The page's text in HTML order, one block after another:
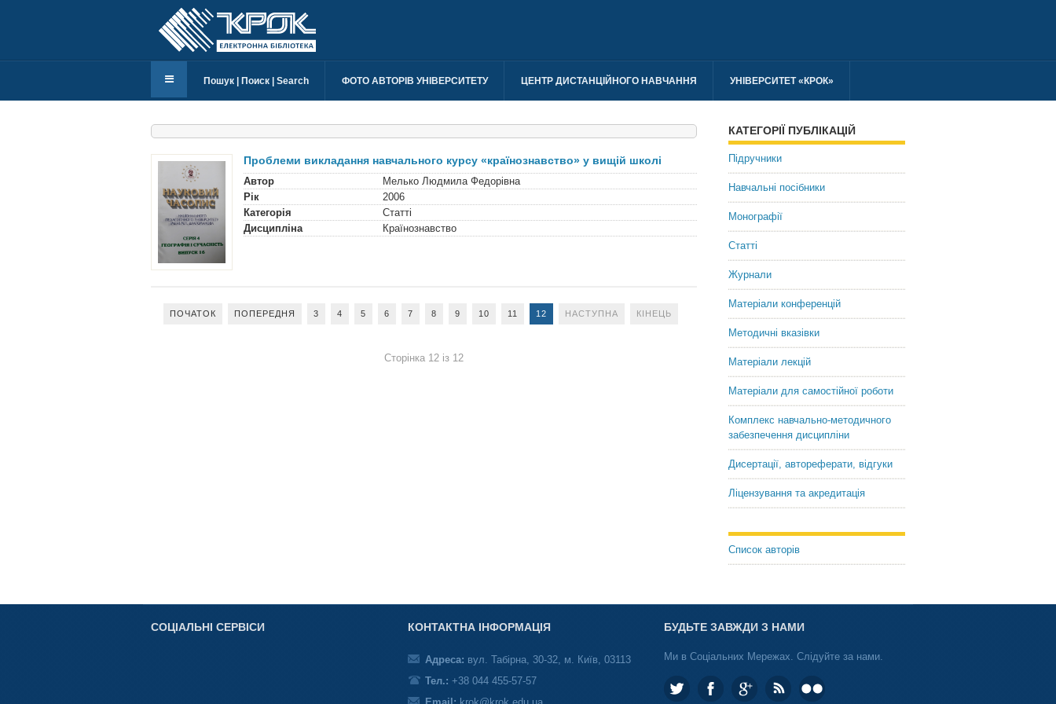
Пошук | Поиск | Search ФОТО АВТОРІВ УНІВЕРСИТЕТУ ЦЕНТР ДИСТАНЦІЙНОГО НАВЧАННЯ УНІВЕРСИТЕТ «КРОК»
Проблеми викладання навчального курсу «країнознавство» у вищій школі
Автор
Мелько Людмила Федорівна
Рік
2006
Категорія
Статті
Дисципліна
Країнознавство
ПОЧАТОК ПОПЕРЕДНЯ 3 4 5 6 7 8 9 10 11 12 НАСТУПНА КІНЕЦЬ
Сторінка 12 із 12
КАТЕГОРІЇ ПУБЛІКАЦІЙ
Підручники
Навчальні посібники
Монографії
Статті
Журнали
Матеріали конференцій
Методичні вказівки
Матеріали лекцій
Матеріали для самостійної роботи
Комплекс навчально-методичного
забезпечення дисципліни
Дисертації, автореферати, відгуки
Ліцензування та акредитація
Список авторів
СОЦІАЛЬНІ СЕРВІСИ КОНТАКТНА ІНФОРМАЦІЯ
Адреса: вул. Табірна, 30-32, м. Київ, 03113
Тел.: +38 044 455-57-57
БУДЬТЕ ЗАВЖДИ З НАМИ
Ми в Соціальних Мережах. Слідуйте за нами.